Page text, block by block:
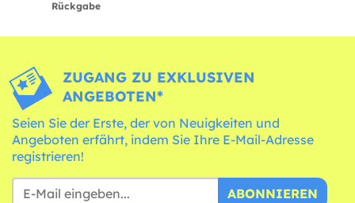
Rückgabe
ZUGANG ZU EXKLUSIVEN
ANGEBOTEN*
Seien Sie der Erste, der von Neuigkeiten und
Angeboten erfährt, indem Sie Ihre E-Mail-Adresse
registrieren!
ABONNIEREN